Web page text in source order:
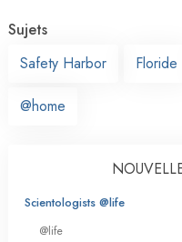
Sujets
Safety Harbor
Floride
@home
Scientologists @life
@life